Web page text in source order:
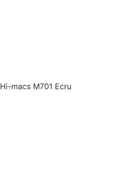
Hi-macs M701 Ecru